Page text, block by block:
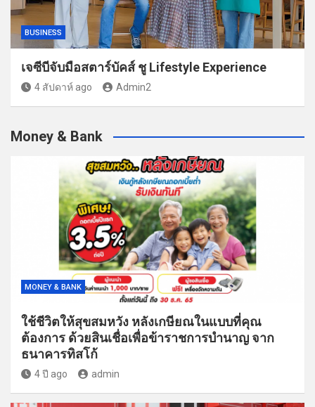
BUSINESS
เจซีบีจับมือสตาร์บัคส์ ชู Lifestyle Experience
4 สัปดาห์ ago Admin2
Money & Bank
MONEY & BANK
ใช้ชีวิตให้สุขสมหวัง หลังเกษียณในแบบที่คุณ
ต้องการ ด้วยสินเชื่อเพื่อข้าราชการบำนาญ จาก
ธนาคารทิสโก้
4 ปี ago admin